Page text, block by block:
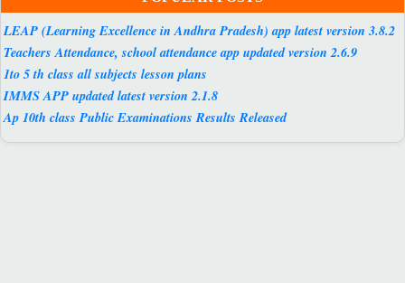
LEAP (Learning Excellence in Andhra Pradesh) app latest version 3.8.2
Teachers Attendance, school attendance app updated version 2.6.9
1to 5 th class all subjects lesson plans
IMMS APP updated latest version 2.1.8
Ap 10th class Public Examinations Results Released